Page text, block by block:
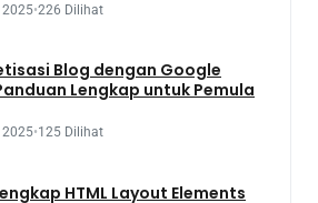
2025•226 Dilihat
Blog dengan Google
Lengkap untuk Pemula
2025•125 Dilihat
HTML Layout Elements